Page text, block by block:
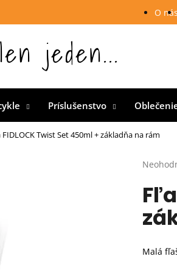
O nás
jeden...
Príslušenstvo
FIDLOCK Twist Set 450ml + základňa na rám
produktu
je
z
Malá